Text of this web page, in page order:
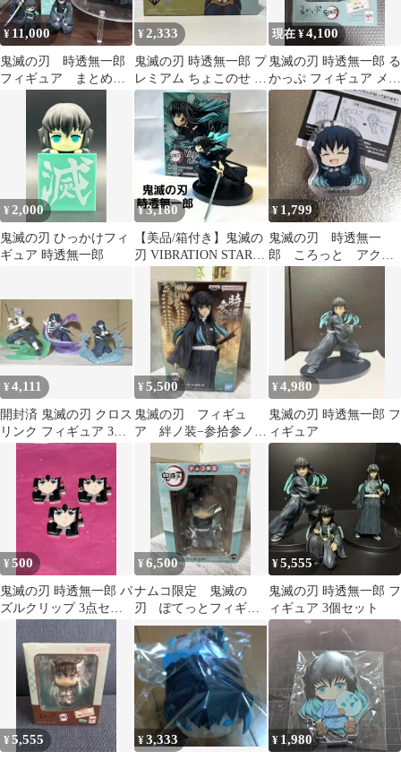
¥ 11,000
鬼滅の刃 時透無一郎
フィギュア まとめ売
¥2,333
鬼滅の刃 時透無一郎 プ
レミアム ちょこのせ フ
ィギュア
現在 ¥4,100
鬼滅の刃 時透無一郎 る
かっぷ フィギュア メガ
ハウス MegaHouse
¥ 2,000
鬼滅の刃 ひっかけフィ
ギュア 時透無一郎
¥3,180
【美品/箱付き】鬼滅の
刃 VIBRATION STARS
時透無一郎 フィギュア
¥ 1,799
鬼滅の刃 時透無一
郎 ころっと アクリ
ルフィギュア
¥4,111
開封済 鬼滅の刃 クロス
リンク フィギュア 3体
セット
¥5,500
鬼滅の刃 フィギュ
ア 絆ノ装−参拾参ノ
型 時透無一郎 新品
未開封
¥4,980
鬼滅の刃 時透無一郎 フ
ィギュア
¥500
鬼滅の刃 時透無一郎 パ
ズルクリップ 3点セッ
¥6,500
ナムコ限定 鬼滅の
刃 ぽてっとフィギュ
ア 時透無一郎 新品
未開封
¥5,555
鬼滅の刃 時透無一郎 フ
ィギュア 3個セット
¥5,555 ¥3,333 ¥ 1,980